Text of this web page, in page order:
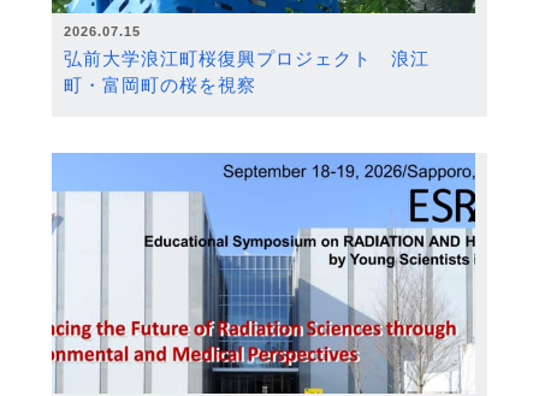
2026.07.15
弘前大学浪江町桜復興プロジェクト 浪江
町・富岡町の桜を視察